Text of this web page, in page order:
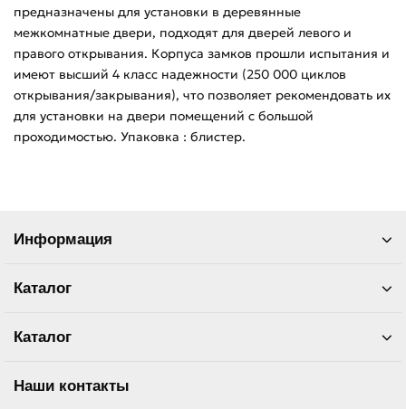
предназначены для установки в деревянные
межкомнатные двери, подходят для дверей левого и
правого открывания. Корпуса замков прошли испытания и
имеют высший 4 класс надежности (250 000 циклов
открывания/закрывания), что позволяет рекомендовать их
для установки на двери помещений с большой
проходимостью. Упаковка : блистер.
Информация
Каталог
Каталог
Наши контакты